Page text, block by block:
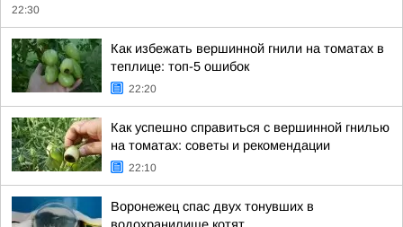
22:30
Как избежать вершинной гнили на томатах в
теплице: топ-5 ошибок
22:20
Как успешно справиться с вершинной гнилью
на томатах: советы и рекомендации
22:10
Воронежец спас двух тонувших в